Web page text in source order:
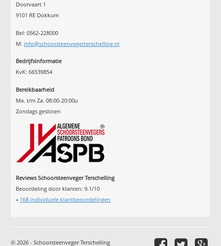
Doorvaart 1
9101 RE Dokkum
Bel: 0562-228000
M: info@schoorsteenvegerterschelling.nl
Bedrijfsinformatie
KvK: 66539854
Bereikbaarheid
Ma. t/m Za. 08:00-20:00u
Zondags gesloten
Reviews Schoorsteenveger Terschelling
Beoordeling door klanten:9.1/10
» 168 individuele klantbeoordelingen
© 2026 - Schoorsteenveger Terschelling